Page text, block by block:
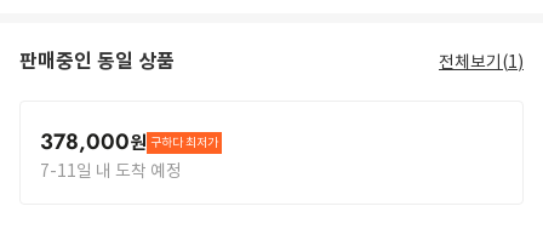
판매중인 동일 상품 전체보기(1)
378,000원 구하다 최저가
7-11일 내 도착 예정